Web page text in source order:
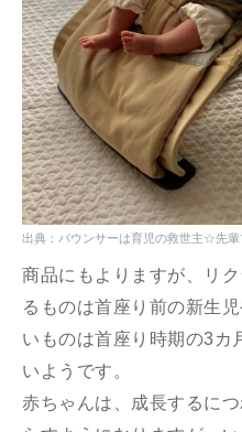
出典：バウンサーは育児の救世主☆先
商品にもよりますが、リ
るものは首座り前の新生
いものは首座り時期の3カ
いようです。
赤ちゃんは、成長するに